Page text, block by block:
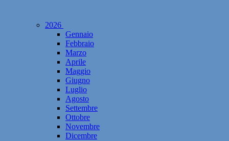
2026
Gennaio
Febbraio
Marzo
Aprile
Maggio
Giugno
Luglio
Agosto
Settembre
Ottobre
Novembre
Dicembre